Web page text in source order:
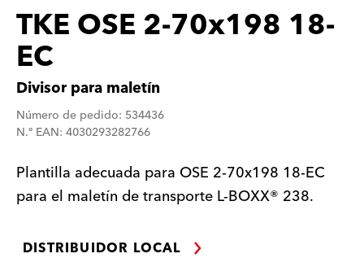
TKE OSE 2-70x198 18-
EC
Divisor para maletín
Número de pedido: 534436
N.º EAN: 4030293282766
Plantilla adecuada para OSE 2-70x198 18-EC
para el maletín de transporte L-BOXX® 238.
DISTRIBUIDOR LOCAL